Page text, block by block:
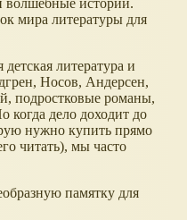
волшебные истории.
мира литературы для
литература и
Носов, Андерсен,
подростковые романы,
когда дело доходит до
нужно купить прямо
читать), мы часто
памятку для